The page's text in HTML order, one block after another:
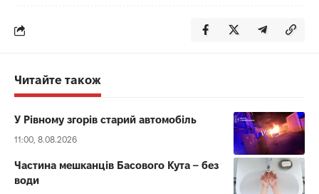
Читайте також
У Рівному згорів старий автомобіль
11:00, 8.08.2026
Частина мешканців Басового Кута – без
води